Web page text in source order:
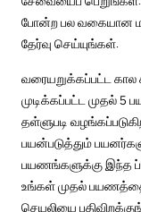
போன்ற பல வகையான
தேர்வு செய்யுங்கள்.
வரையறுக்கப்பட்ட கால
முடிக்கப்பட்ட முதல்
தள்ளுபடி
பயன்படுத்தும்
பயணங்களுக்கு இந்த
உங்கள் முதல்
செயலியை